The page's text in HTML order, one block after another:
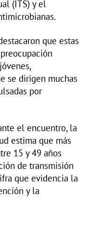
(ITS) y el
que estas
se dirigen muchas
por
el encuentro, la
estima que más
15 y 49 años
de transmisión
que evidencia la
y la